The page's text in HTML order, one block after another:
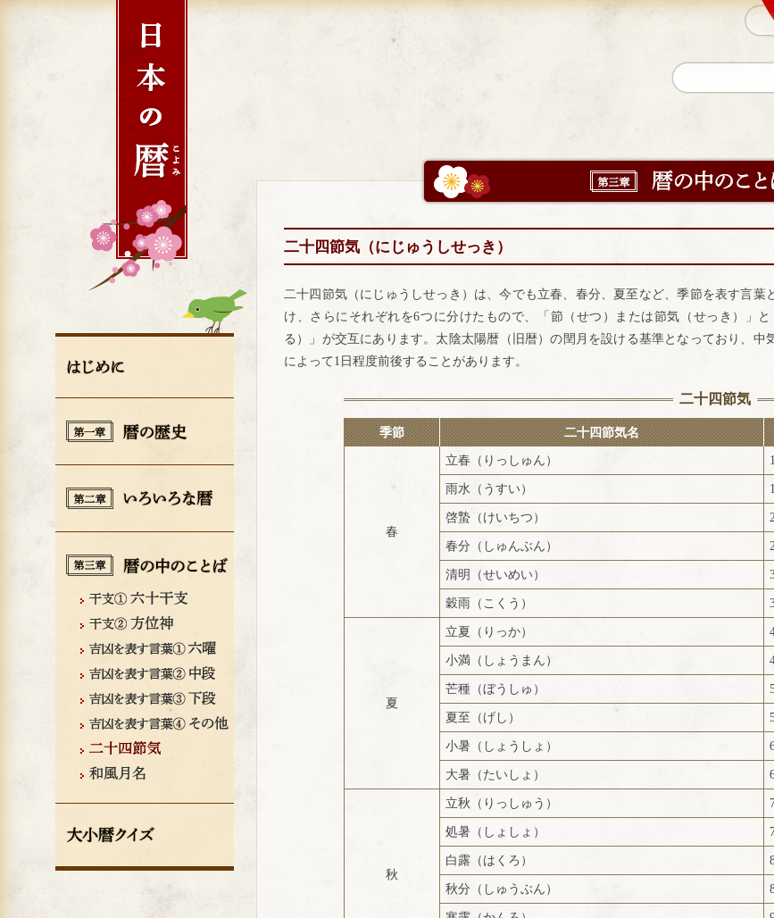
二十四節気（にじゅうしせっき）
二十四節気（にじゅうしせっき）は、今でも立春、春分、夏至など、季節を表す言
け、さらにそれぞれを6つに分けたもので、「節（せつ）または節気（せっき）」
る）」が交互にあります。太陰太陽暦（旧暦）の閏月を設ける基準となっており、
によって1日程度前後することがあります。
二十四節気
季節 二十四節気名
春
立春（りっしゅん）
雨水（うすい）
啓蟄（けいちつ）
春分（しゅんぶん）
清明（せいめい）
穀雨（こくう）
夏
立夏（りっか）
小満（しょうまん）
芒種（ぼうしゅ）
夏至（げし）
小暑（しょうしょ）
大暑（たいしょ）
秋
立秋（りっしゅう）
処暑（しょしょ）
白露（はくろ）
秋分（しゅうぶん）